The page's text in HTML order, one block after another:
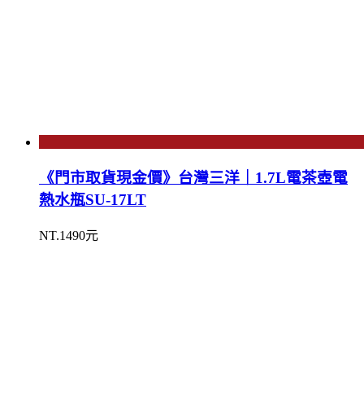
《門市取貨現金價》台灣三洋｜1.7L電茶壺電
熱水瓶SU-17LT
NT.1490元